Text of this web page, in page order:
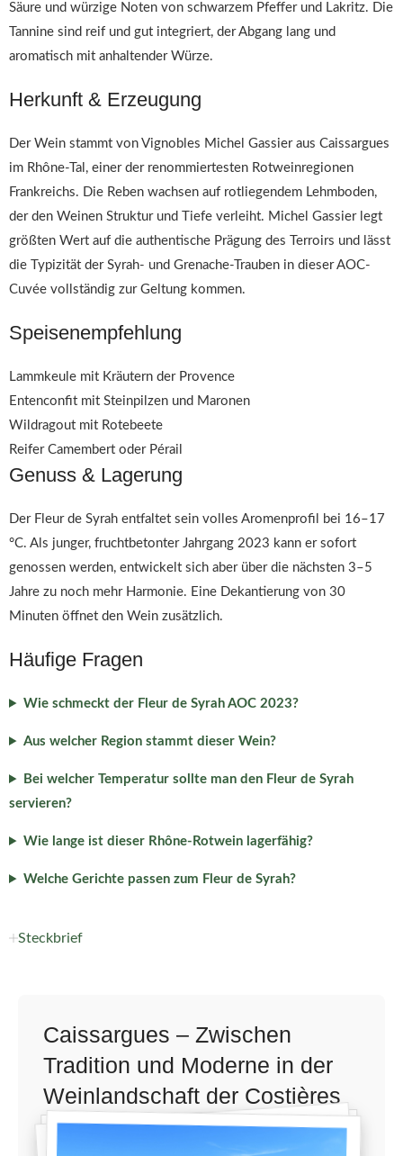
Säure und würzige Noten von schwarzem Pfeffer und Lakritz. Die
Tannine sind reif und gut integriert, der Abgang lang und
aromatisch mit anhaltender Würze.
Herkunft & Erzeugung
Der Wein stammt von Vignobles Michel Gassier aus Caissargues
im Rhône-Tal, einer der renommiertesten Rotweinregionen
Frankreichs. Die Reben wachsen auf rotliegendem Lehmboden,
der den Weinen Struktur und Tiefe verleiht. Michel Gassier legt
größten Wert auf die authentische Prägung des Terroirs und lässt
die Typizität der Syrah- und Grenache-Trauben in dieser AOC-
Cuvée vollständig zur Geltung kommen.
Speisenempfehlung
Lammkeule mit Kräutern der Provence
Entenconfit mit Steinpilzen und Maronen
Wildragout mit Rotebeete
Reifer Camembert oder Pérail
Genuss & Lagerung
Der Fleur de Syrah entfaltet sein volles Aromenprofil bei 16–17
°C. Als junger, fruchtbetonter Jahrgang 2023 kann er sofort
genossen werden, entwickelt sich aber über die nächsten 3–5
Jahre zu noch mehr Harmonie. Eine Dekantierung von 30
Minuten öffnet den Wein zusätzlich.
Häufige Fragen
Wie schmeckt der Fleur de Syrah AOC 2023?
Aus welcher Region stammt dieser Wein?
Bei welcher Temperatur sollte man den Fleur de Syrah
servieren?
Wie lange ist dieser Rhône-Rotwein lagerfähig?
Welche Gerichte passen zum Fleur de Syrah?
Steckbrief
Caissargues – Zwischen
Tradition und Moderne in der
Weinlandschaft der Costières